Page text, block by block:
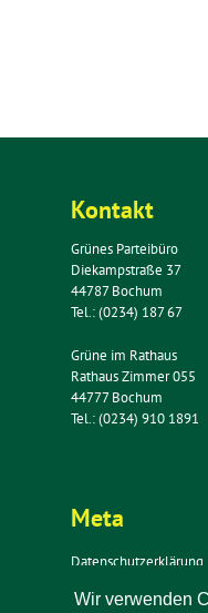
Kontakt
Grünes Parteibüro
Diekampstraße 37
44787 Bochum
Tel.: (0234) 187 67
Grüne im Rathaus
Rathaus Zimmer 055
44777 Bochum
Tel.: (0234) 910 1891
Meta
Datenschutzerklärung
Impressum
Wir verwenden